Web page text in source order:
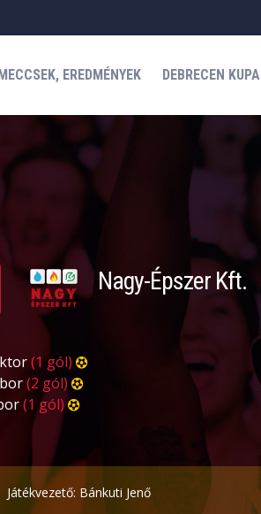
EREDMÉNYEK DEBRECEN KUPA
Nagy-Épszer Kft.
(1 gól)
(2 gól)
(1 gól)
Játékvezető: Bánkuti Jenő